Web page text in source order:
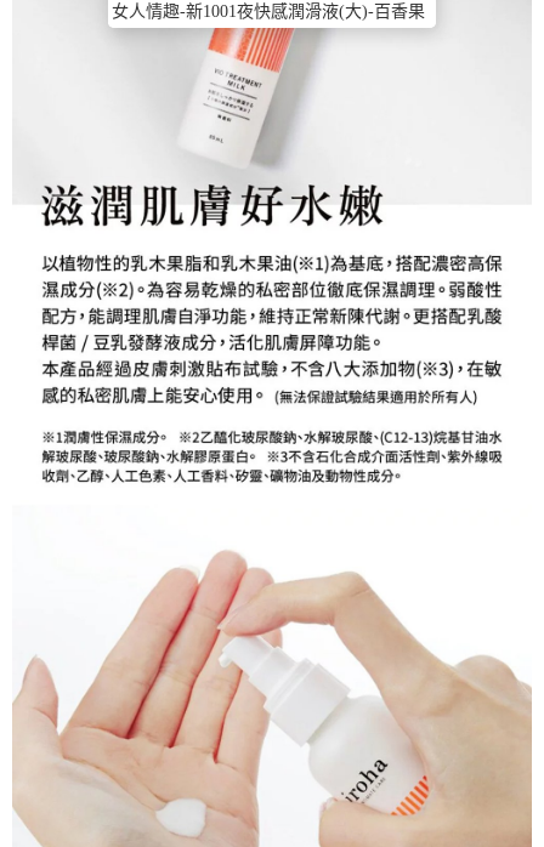
女人情趣-新1001夜快感潤滑液(大)-百香果